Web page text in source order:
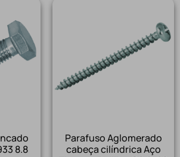
8.8
Parafuso Aglomerado
cabeça cilíndrica Aço